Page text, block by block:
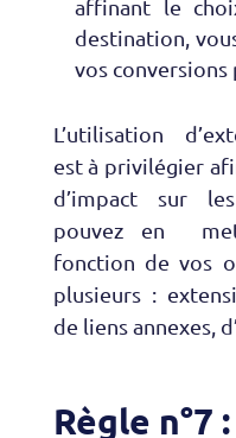
affinant le
destination,
vos
L’utilisation
est à privilégier
d’impact sur
pouvez en
fonction de vos
plusieurs :
de liens annexes,
Règle n°7